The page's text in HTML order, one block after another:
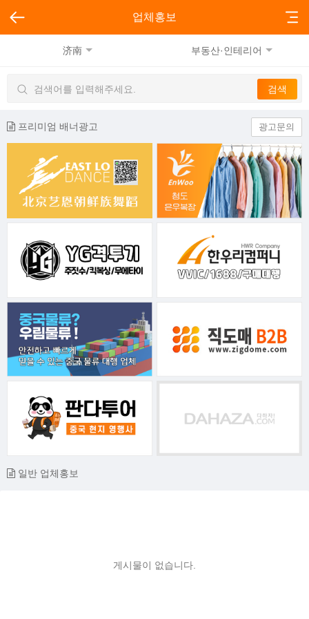
업체홍보
济南 부동산·인테리어
프리미엄 배너광고 광고문의
일반 업체홍보
게시물이 없습니다.